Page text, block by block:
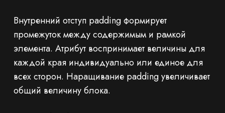
Внутренний отступ padding формирует
промежуток между содержимым и рамкой
элемента. Атрибут воспринимает величины для
каждой края индивидуально или единое для
всех сторон. Наращивание padding увеличивает
общий величину блока.